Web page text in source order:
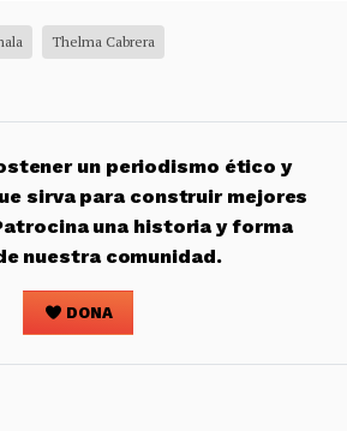
Thelma Cabrera
un periodismo ético y
sirva para construir mejores
una historia y forma
nuestra comunidad.
DONA